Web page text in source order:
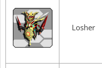
Losher